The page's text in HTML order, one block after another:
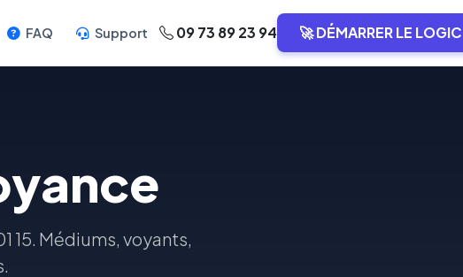
FAQ Support 09 73 89 23 94 🚀 DÉMARRER LE
15. Médiums, voyants,